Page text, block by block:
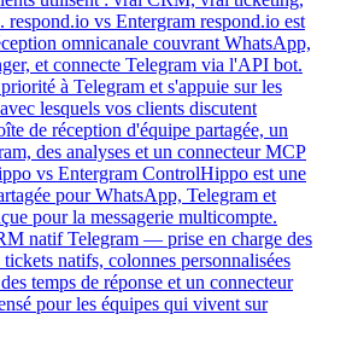
respond.io vs Entergram respond.io est
omnicanale couvrant WhatsApp,
et connecte Telegram via l'API bot.
à Telegram et s'appuie sur les
lesquels vos clients discutent
de réception d'équipe partagée, un
des analyses et un connecteur MCP
vs Entergram ControlHippo est une
pour WhatsApp, Telegram et
pour la messagerie multicompte.
natif Telegram — prise en charge des
natifs, colonnes personnalisées
temps de réponse et un connecteur
pour les équipes qui vivent sur